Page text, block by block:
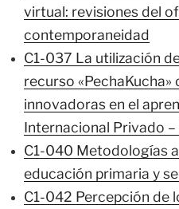
virtual: revisiones del
contemporaneidad
C1-037 La utilización
recurso
innovadoras en el
Internacional Privado
C1-040 Metodologías
educación primaria y
C1-042 Percepción de